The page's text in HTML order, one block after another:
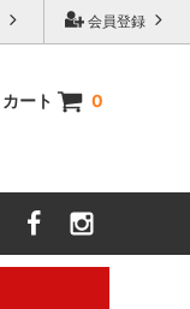
会員登録
カート 0